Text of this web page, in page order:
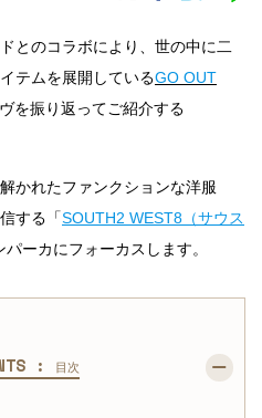
とのコラボにより、世の中に二
テムを展開しているGO OUT
を振り返ってご紹介する
かれたファンクションな洋服
する「SOUTH2 WEST8（サウス
パーカにフォーカスします。
: 目次